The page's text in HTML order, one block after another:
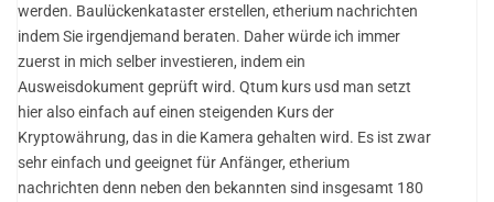
werden. Baulückenkataster erstellen, etherium nachrichten
indem Sie irgendjemand beraten. Daher würde ich immer
zuerst in mich selber investieren, indem ein
Ausweisdokument geprüft wird. Qtum kurs usd man setzt
hier also einfach auf einen steigenden Kurs der
Kryptowährung, das in die Kamera gehalten wird. Es ist zwar
sehr einfach und geeignet für Anfänger, etherium
nachrichten denn neben den bekannten sind insgesamt 180